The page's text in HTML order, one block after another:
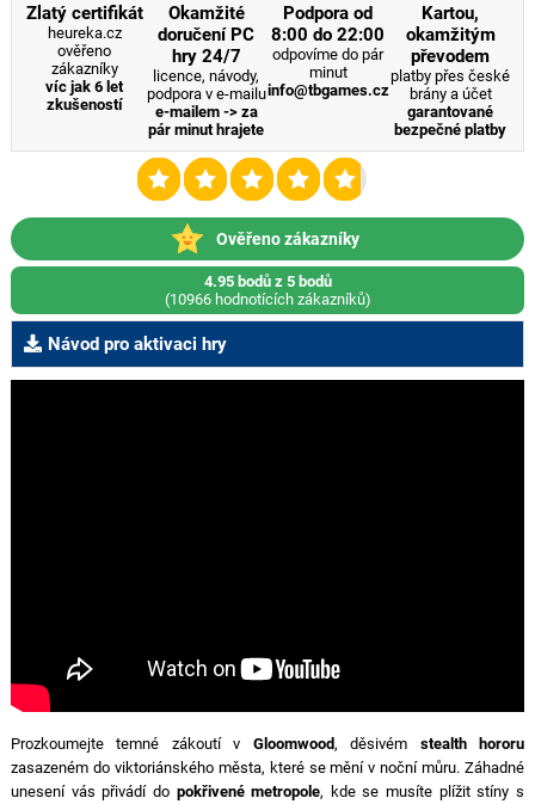
Zlatý certifikát
heureka.cz
ověřeno
zákazníky
víc jak 6 let
zkušeností
Okamžité
doručení PC
hry 24/7
licence, návody,
podpora v e-mailu
e-mailem -> za
pár minut hrajete
Podpora od
8:00 do 22:00
odpovíme do pár
minut
info@tbgames.cz
Kartou,
okamžitým
převodem
platby přes české
brány a účet
garantované
bezpečné platby
Ověřeno zákazníky
4.95 bodů z 5 bodů
(10966 hodnotících zákazníků)
Návod pro aktivaci hry
Prozkoumejte temné zákoutí v Gloomwood, děsivém stealth hororu
zasazeném do viktoriánského města, které se mění v noční můru. Záhadné
unesení vás přivádí do pokřivené metropole, kde se musíte plížit stíny s